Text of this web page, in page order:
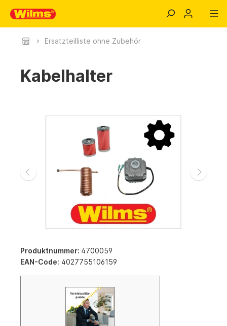
Ersatzteilliste ohne Zubehör
Kabelhalter
Produktnummer: 4700059
EAN-Code: 4027755106159